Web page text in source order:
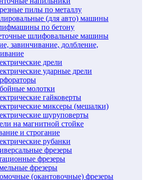
пилы по металлу
(для авто) машины
по бетону
шлифовальные машины
завинчивание, долбление,
дрели
ударные дрели
молотки
гайковерты
миксеры (мешалки)
шуруповерты
на магнитной стойке
и строгание
рубанки
фрезеры
фрезеры
фрезеры
(окантовочные) фрезеры